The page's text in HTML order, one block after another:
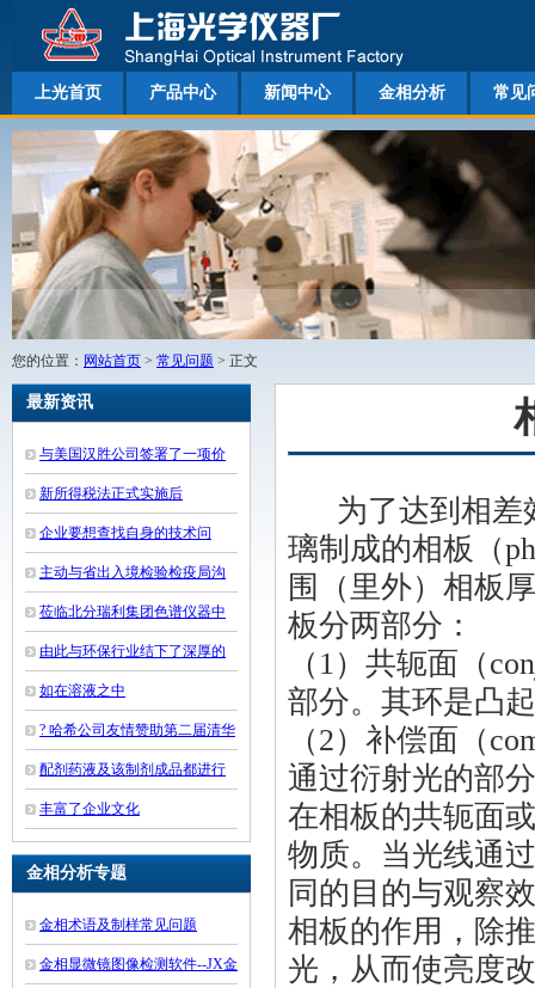
上光首页 产品中心 新闻中心 金相分析 常见
您的位置： 网站首页 > 常见问题 > 正文
最新资讯
与美国汉胜公司签署了一项价
值4000万美元的合约
新所得税法正式实施后
企业要想查找自身的技术问
题、解决生产技术难题
主动与省出入境检验检疫局沟
通、联系
莅临北分瑞利集团色谱仪器中
心参观指导
由此与环保行业结下了深厚的
友谊如在溶液之中
? 哈希公司友情赞助第二届清华
大学环境友好科技竞赛
配剂药液及该制剂成品都进行
了严格的监控
丰富了企业文化
金相分析专题
金相术语及制样常见问题
金相显微镜图像检测软件--JX金
为了达到相差
璃制成的相板（
围（里外）相板
板分两部分：
（1）共轭面（
部分。其环是凸
（2）补偿面（
通过衍射光的部
在相板的共轭面
物质。当光线通
同的目的与观察
相板的作用，除
光，从而使亮度